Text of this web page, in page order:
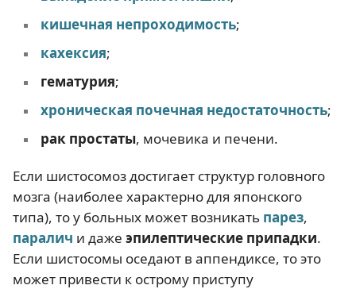
кишечная непроходимость;
кахексия;
гематурия;
хроническая почечная недостаточность;
рак простаты, мочевика и печени.
Если шистосомоз достигает структур головного
мозга (наиболее характерно для японского
типа), то у больных может возникать парез,
паралич и даже эпилептические припадки.
Если шистосомы оседают в аппендиксе, то это
может привести к острому приступу